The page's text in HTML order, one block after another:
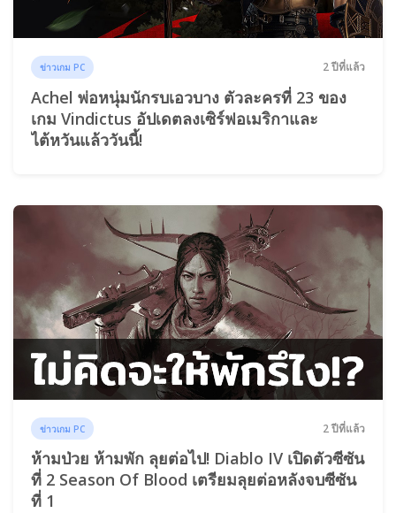
ข่าวเกม PC 2 ปีที่แล้ว
Achel พ่อหนุ่มนักรบเอวบาง ตัวละครที่ 23 ของ
เกม Vindictus อัปเดตลงเซิร์ฟอเมริกาและ
ไต้หวันแล้ววันนี้!
ข่าวเกม PC 2 ปีที่แล้ว
ห้ามป่วย ห้ามพัก ลุยต่อไป! Diablo IV เปิดตัวซีซัน
ที่ 2 Season Of Blood เตรียมลุยต่อหลังจบซีซัน
ที่ 1